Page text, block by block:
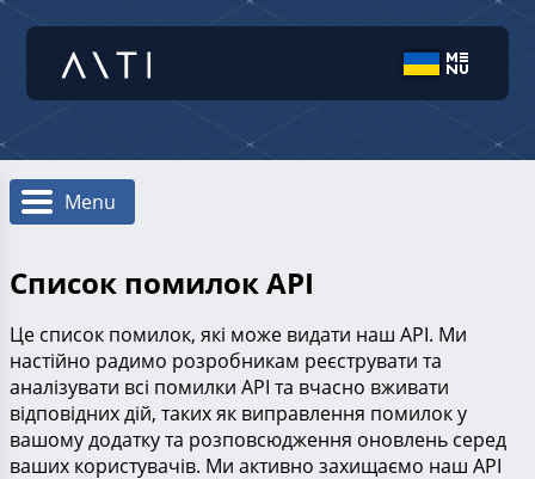
Menu
Список помилок API
Це список помилок, які може видати наш API. Ми
настійно радимо розробникам реєструвати та
аналізувати всі помилки API та вчасно вживати
відповідних дій, таких як виправлення помилок у
вашому додатку та розповсюдження оновлень серед
ваших користувачів. Ми активно захищаємо наш API